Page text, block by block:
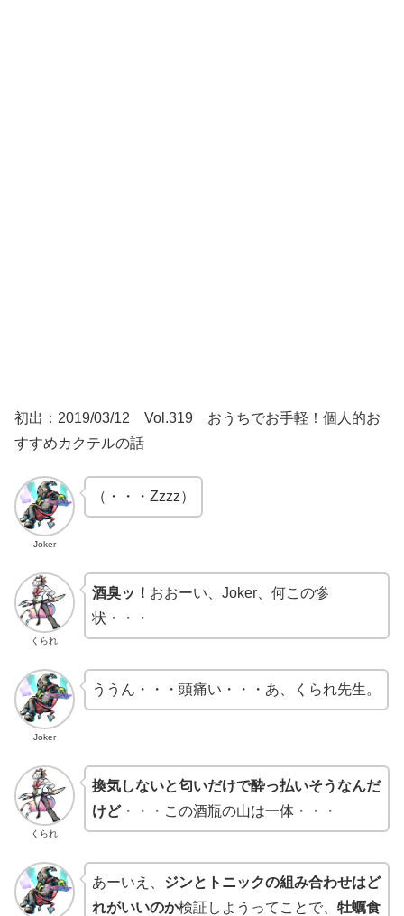
初出：2019/03/12 Vol.319 おうちでお手軽！個人的お
すすめカクテルの話
Joker
（・・・Zzzz）
くられ
酒臭ッ！ おおーい、Joker、何この惨
状・・・
Joker
ううん・・・頭痛い・・・あ、くられ先生。
くられ
換気しないと匂いだけで酔っ払いそうなんだ
けど・・・この酒瓶の山は一体・・・
あーいえ、 ジンとトニックの組み合わせはど
れがいいのか検証しようってことで、 牡蠣食